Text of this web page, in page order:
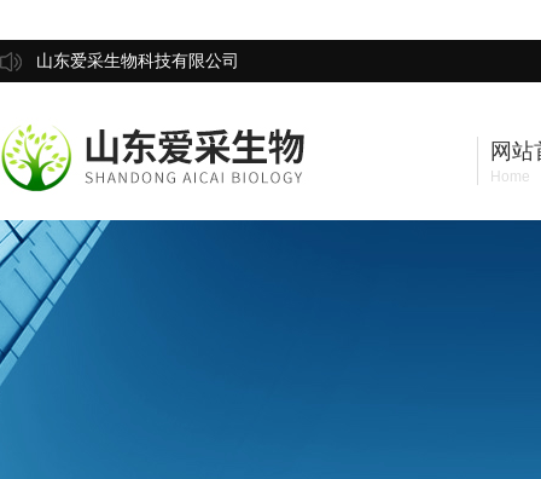
山东爱采生物科技有限公司
网站
Home